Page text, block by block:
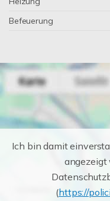
Befeuerung
Ich bin damit
angezeigt
(https://